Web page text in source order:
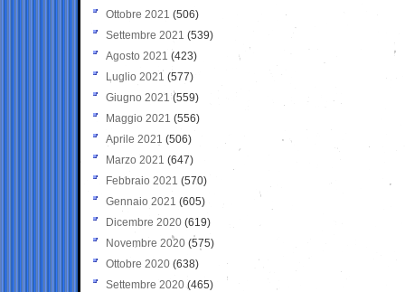
Ottobre 2021 (506)
Settembre 2021 (539)
Agosto 2021 (423)
Luglio 2021 (577)
Giugno 2021(559)
Maggio 2021 (556)
Aprile 2021 (506)
Marzo 2021 (647)
Febbraio 2021 (570)
Gennaio 2021 (605)
Dicembre 2020 (619)
Novembre 2020 (575)
Ottobre 2020 (638)
Settembre 2020(465)